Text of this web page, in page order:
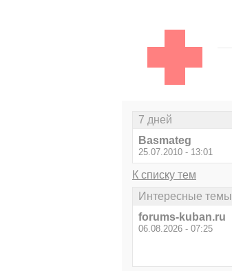
7 дней
Basmateg
25.07.2010 - 13:01
К списку тем
Интересные темы
forums-kuban.ru
06.08.2026 - 07:25